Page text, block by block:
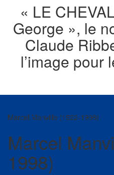
« LE
George », le
Claude
l’image pour
Marcel Manville (1922-1998)
Marcel
1998)